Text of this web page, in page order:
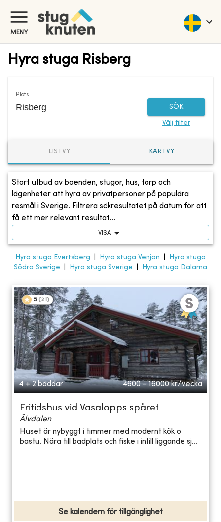
MENY
Hyra stuga Risberg
Plats
SÖK
Välj filter
LISTVY KARTVY
Stort utbud av boenden, stugor, hus, torp och
lägenheter att hyra av privatpersoner på populära
resmål i Sverige. Filtrera sökresultatet på datum för att
få ett mer relevant resultat...
VISA
Hyra stuga Evertsberg Hyra stuga Venjan
Hyra stuga
Södra Sverige
Hyra stuga Sverige Hyra stuga Dalarna
5 (21 )
4 + 2 bäddar 4600 - 16000 kr/vecka
Fritidshus vid Vasalopps spåret
Älvdalen
Huset är nybyggt i timmer med modernt kök o
bastu. Nära till badplats och fiske i intill liggande sj...
Se kalendern för tillgänglighet